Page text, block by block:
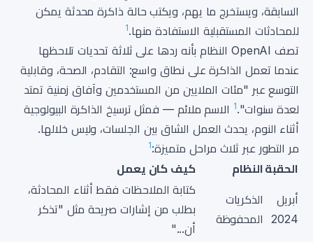
السابقة، ويستخرج ما يهم، ويكتب حالة ذاكرة محدثة يمكن
للمحادثات المستقبلية الاستفادة منها.1
تصف OpenAI النظام بأنه ردها على ثلاثة تحديات تلاحظها
عندما تعمل الذاكرة على نطاق واسع: التقادم، الصحة، وقابلية
التوسع عبر "مئات الملايين من المستخدمين وآفاق زمنية تمتد
لعدة سنوات".1 الاسم ملائم — فمثل ترسيخ الذاكرة البيولوجية
أثناء النوم، يحدث العمل الشاق بين الجلسات، وليس خلالها.
مر التطور عبر ثلاث مراحل متميزة:1
الحقبة النظام كيف كان يعمل
أبريل
2024
الذكريات
المحفوظة
كتابة الملاحظات فقط أثناء المحادثة،
بطلب من إشارات صريحة مثل "تذكر
أن..."